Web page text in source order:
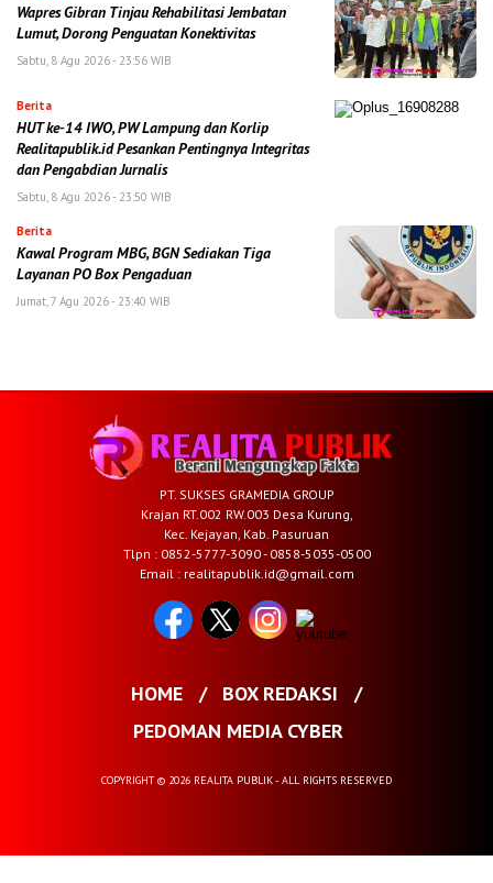
Wapres Gibran Tinjau Rehabilitasi Jembatan
Lumut, Dorong Penguatan Konektivitas
Sabtu, 8 Agu 2026 - 23:56 WIB
Berita
HUT ke-14 IWO, PW Lampung dan Korlip
Realitapublik.id Pesankan Pentingnya Integritas
dan Pengabdian Jurnalis
Sabtu, 8 Agu 2026 - 23:50 WIB
Berita
Kawal Program MBG, BGN Sediakan Tiga
Layanan PO Box Pengaduan
Jumat, 7 Agu 2026 - 23:40 WIB
PT. SUKSES GRAMEDIA GROUP
Krajan RT.002 RW.003 Desa Kurung,
Kec. Kejayan, Kab. Pasuruan
Tlpn : 0852-5777-3090 - 0858-5035-0500
Email : realitapublik.id@gmail.com
HOME
BOX REDAKSI
PEDOMAN MEDIA CYBER
COPYRIGHT © 2026 REALITA PUBLIK - ALL RIGHTS RESERVED